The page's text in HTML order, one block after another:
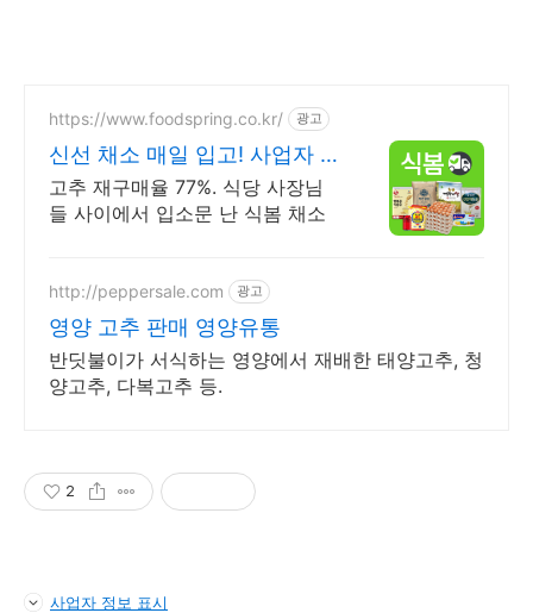
https://www.foodspring.co.kr/ 광고
신선 채소 매일 입고! 사업자 전
용 특가
고추 재구매율 77%. 식당 사장님
들 사이에서 입소문 난 식봄 채소
http://peppersale.com 광고
영양 고추 판매 영양유통
반딧불이가 서식하는 영양에서 재배한 태양고추, 청
양고추, 다복고추 등.
2
사업자 정보 표시